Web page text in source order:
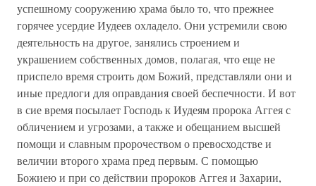
успешному сооружению храма было то, что прежнее
горячее усердие Иудеев охладело. Они устремили свою
деятельность на другое, занялись строением и
украшением собственных домов, полагая, что еще не
приспело время строить дом Божий, представляли они и
иные предлоги для оправдания своей беспечности. И вот
в сие время посылает Господь к Иудеям пророка Аггея с
обличением и угрозами, а также и обещанием высшей
помощи и славным пророчеством о превосходстве и
величии второго храма пред первым. С помощью
Божиею и при со действии пророков Аггея и Захарии,